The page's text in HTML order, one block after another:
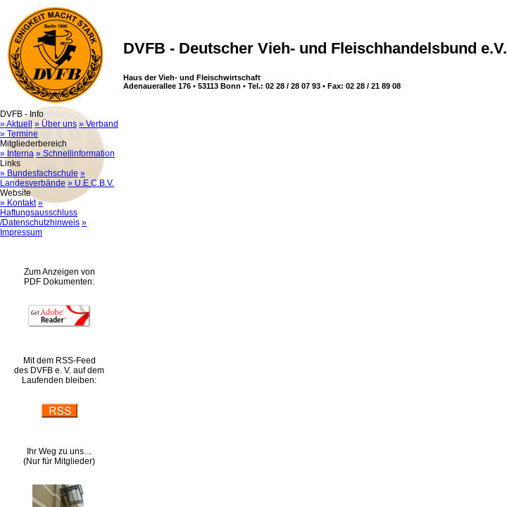
DVFB - Deutscher Vieh- und Fleischhandelsbund e.V.
Haus der Vieh- und Fleischwirtschaft
Adenauerallee 176 • 53113 Bonn • Tel.: 02 28 / 28 07 93 • Fax: 02 28 / 21 89 08
DVFB - Info
» Aktuell
» Über uns » Verband
» Termine
Mitgliederbereich
» Interna » Schnellinformation
Links
» Bundesfachschule »
Landesverbände » U.E.C.B.V.
Website
» Kontakt »
Haftungsausschluss
/Datenschutzhinweis »
Impressum
Zum Anzeigen von
PDF Dokumenten:
Mit dem RSS-Feed
des DVFB e. V. auf dem
Laufenden bleiben:
Ihr Weg zu uns…
(Nur für Mitglieder)